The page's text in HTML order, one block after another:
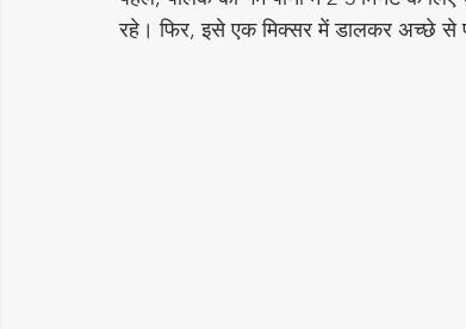
रहे। फिर, इसे एक मिक्सर में डालकर अच्छे से